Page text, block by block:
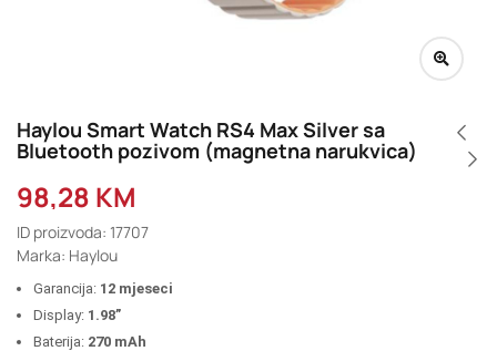
Haylou Smart Watch RS4 Max Silver sa
Bluetooth pozivom (magnetna narukvica)
98,28 KM
ID proizvoda: 17707
Marka: Haylou
Garancija: 12 mjeseci
Display: 1.98”
Baterija: 270 mAh